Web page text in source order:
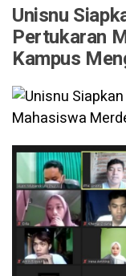
Unisnu
Pertukaran
Kampus